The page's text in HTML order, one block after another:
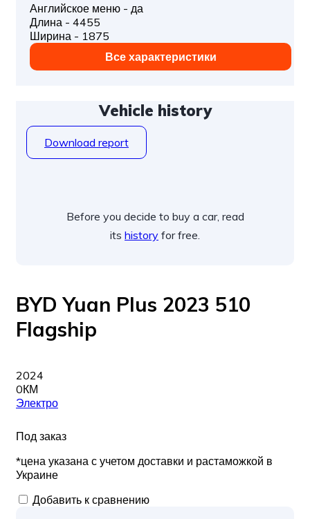
Английское меню - да
Длина - 4455
Ширина - 1875
Все характеристики
Vehicle history
Download report
Before you decide to buy a car, read
its history for free.
BYD Yuan Plus 2023 510
Flagship
2024
0КМ
Электро
Под заказ
*цена указана с учетом доставки и растаможкой в
Украине
Добавить к сравнению